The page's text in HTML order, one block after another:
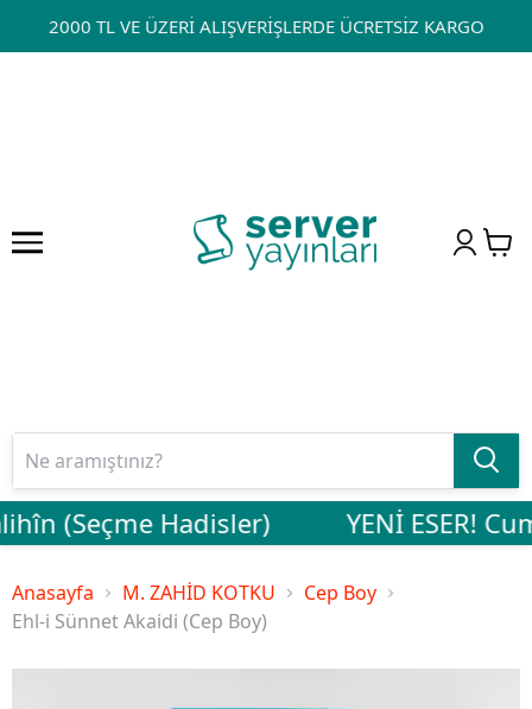
2000 TL VE ÜZERİ ALIŞVERİŞLERDE ÜCRETSİZ KARGO
(Seçme Hadisler) YENİ ESER!
Anasayfa M. ZAHİD KOTKU
Cep Boy
Ehl-i Sünnet Akaidi (Cep Boy)